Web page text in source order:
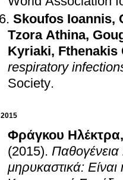
Skoufos Ioannis,
Tzora Athina,
Kyriaki, Fthenakis
respiratory
Society.
2015
Φράγκου Ηλέκτρα
(2015). Παθογένεια
μηρυκαστικά: